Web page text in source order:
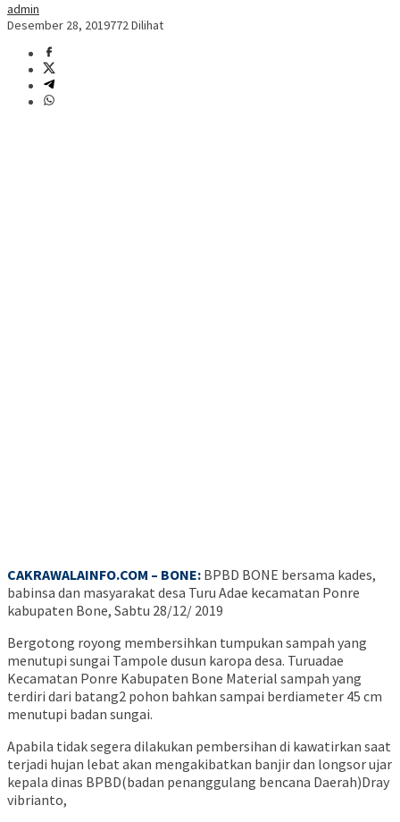
admin
Desember 28, 2019772 Dilihat
CAKRAWALAINFO.COM – BONE: BPBD BONE bersama kades,
babinsa dan masyarakat desa Turu Adae kecamatan Ponre
kabupaten Bone, Sabtu 28/12/ 2019
Bergotong royong membersihkan tumpukan sampah yang
menutupi sungai Tampole dusun karopa desa. Turuadae
Kecamatan Ponre Kabupaten Bone Material sampah yang
terdiri dari batang2 pohon bahkan sampai berdiameter 45 cm
menutupi badan sungai.
Apabila tidak segera dilakukan pembersihan di kawatirkan saat
terjadi hujan lebat akan mengakibatkan banjir dan longsor ujar
kepala dinas BPBD(badan penanggulang bencana Daerah)Dray
vibrianto,